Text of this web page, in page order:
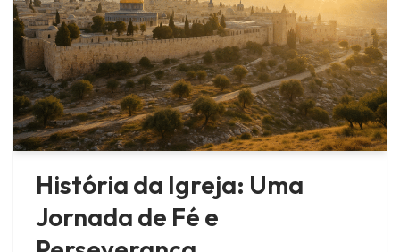
História da Igreja: Uma
Jornada de Fé e